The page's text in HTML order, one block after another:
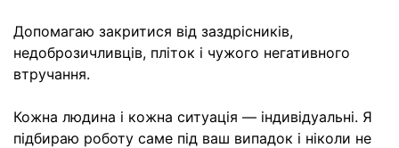
Допомагаю закритися від заздрісників,
недоброзичливців, пліток і чужого негативного
втручання.
Кожна людина і кожна ситуація — індивідуальні. Я
підбираю роботу саме під ваш випадок і ніколи не